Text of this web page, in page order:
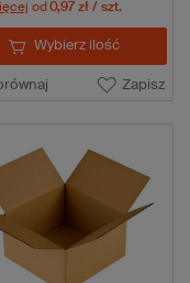
od 0,97 zł / szt.
Zapisz
Wybierz ilość